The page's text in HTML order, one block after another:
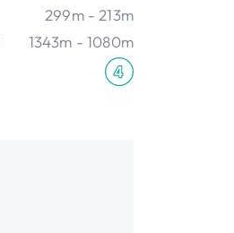
299m - 213m
1343m - 1080m